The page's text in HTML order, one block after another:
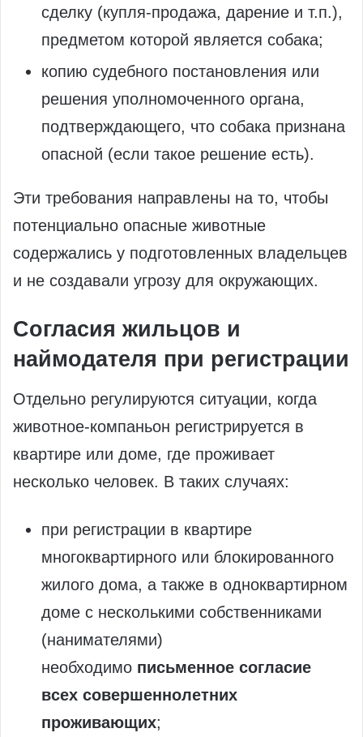
сделку (купля-продажа, дарение и т.п.),
предметом которой является собака;
копию судебного постановления или
решения уполномоченного органа,
подтверждающего, что собака признана
опасной (если такое решение есть).
Эти требования направлены на то, чтобы
потенциально опасные животные
содержались у подготовленных владельцев
и не создавали угрозу для окружающих.
Согласия жильцов и
наймодателя при регистрации
Отдельно регулируются ситуации, когда
животное-компаньон регистрируется в
квартире или доме, где проживает
несколько человек. В таких случаях:
при регистрации в квартире
многоквартирного или блокированного
жилого дома, а также в одноквартирном
доме с несколькими собственниками
(нанимателями)
необходимо письменное согласие
всех совершеннолетних
проживающих;